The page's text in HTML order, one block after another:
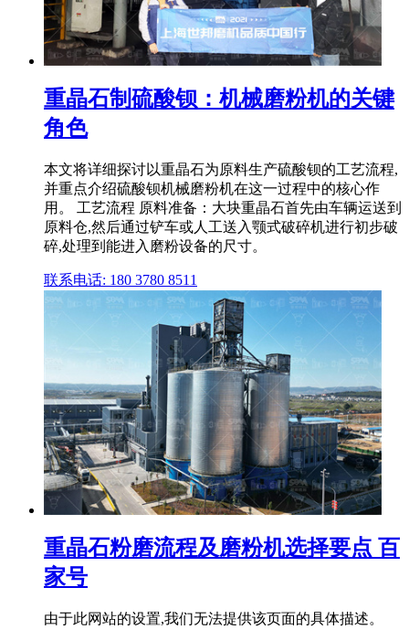
重晶石制硫酸钡：机械磨粉机的关键
角色
本文将详细探讨以重晶石为原料生产硫酸钡的工艺流程,
并重点介绍硫酸钡机械磨粉机在这一过程中的核心作
用。 工艺流程 原料准备：大块重晶石首先由车辆运送到
原料仓,然后通过铲车或人工送入颚式破碎机进行初步破
碎,处理到能进入磨粉设备的尺寸。
联系电话: 180 3780 8511
重晶石粉磨流程及磨粉机选择要点 百
家号
由于此网站的设置,我们无法提供该页面的具体描述。